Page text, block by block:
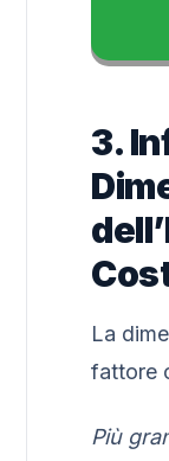
3.
La
fattore
Più